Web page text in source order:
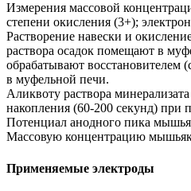
Измерения массовой
степени окисления (3+);
Растворение навески и
раствора осадок помещают в
обрабатывают восстановителем
в муфельной печи.
Аликвоту раствора
накопления (60-200 секунд) при
Потенциал анодного пика
Массовую концентрацию
Применяемые электроды